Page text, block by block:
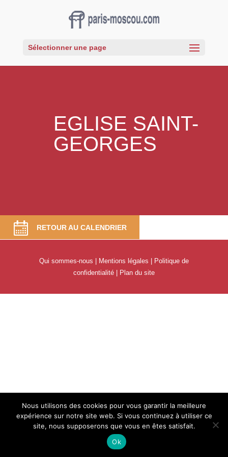
Sélectionner une page
EGLISE SAINT-
GEORGES
RETOUR AU CALENDRIER
Qui sommes-nous Mentions légales
Politique de
confidentialité| Plan du site
Nous utilisons des cookies pour vous garantir la meilleure
expérience sur notre site web. Si vous continuez à utiliser ce
site, nous supposerons que vous en êtes satisfait.
Ok